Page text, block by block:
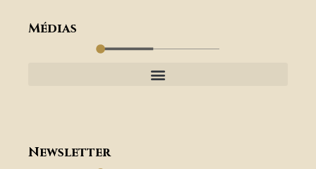
Médias
Newsletter